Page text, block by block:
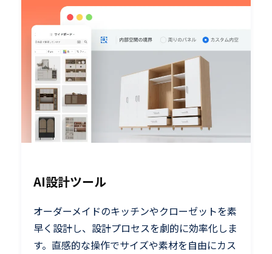
AI設計ツール
オーダーメイドのキッチンやクローゼットを素
早く設計し、設計プロセスを劇的に効率化しま
す。直感的な操作でサイズや素材を自由にカス